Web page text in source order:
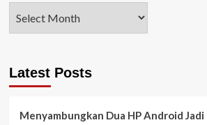
Latest Posts
Menyambungkan Dua HP Android Jadi